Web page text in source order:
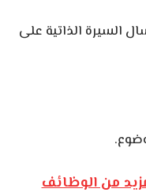
السيرة الذاتية على
من الوظائف